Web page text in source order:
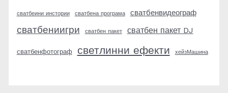
сватбеини инстории сватбена програма сватбенвидеограф
сватбениигри сватбен пакет сватбен пакет DJ
сватбенфотограф светлинни ефекти хейзМашина